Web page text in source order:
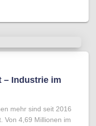
– Industrie im
mehr sind seit 2016
Von 4,69 Millionen im